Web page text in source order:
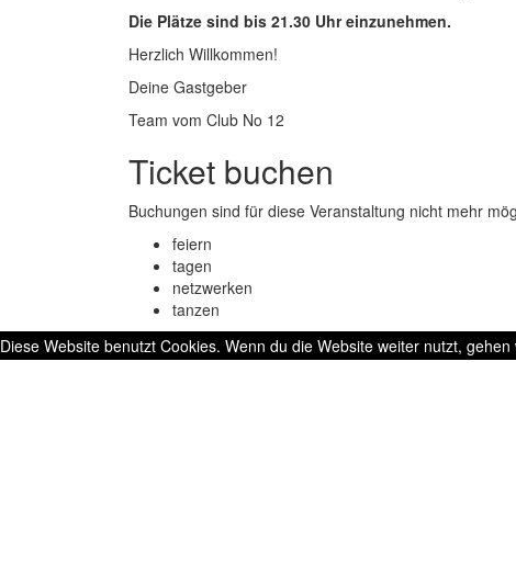
Die Plätze sind bis 21.30 Uhr einzunehmen.
Herzlich Willkommen!
Deine Gastgeber
Team vom Club No 12
Ticket buchen
Buchungen sind für diese Veranstaltung nicht mehr
feiern
tagen
netzwerken
tanzen
Diese Website benutzt Cookies. Wenn du die Website weiter nutzt,